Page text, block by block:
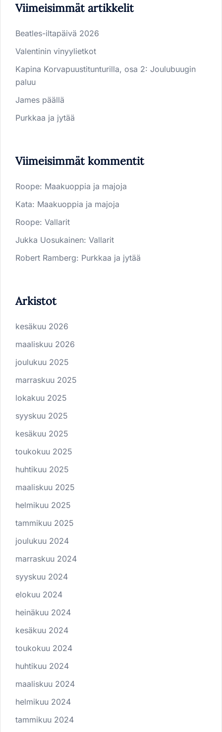
Viimeisimmät artikkelit
Beatles-iltapäivä 2026
Valentinin vinyylietkot
Kapina Korvapuustitunturilla, osa 2: Joulubuugin
paluu
James päällä
Purkkaa ja jytää
Viimeisimmät kommentit
Roope: Maakuoppia ja majoja
Kata: Maakuoppia ja majoja
Roope: Vallarit
Jukka Uosukainen: Vallarit
Robert Ramberg: Purkkaa ja jytää
Arkistot
kesäkuu 2026
maaliskuu 2026
joulukuu 2025
marraskuu 2025
lokakuu 2025
syyskuu 2025
kesäkuu 2025
toukokuu 2025
huhtikuu 2025
maaliskuu 2025
helmikuu 2025
tammikuu 2025
joulukuu 2024
marraskuu 2024
syyskuu 2024
elokuu 2024
heinäkuu 2024
kesäkuu 2024
toukokuu 2024
huhtikuu 2024
maaliskuu 2024
helmikuu 2024
tammikuu 2024